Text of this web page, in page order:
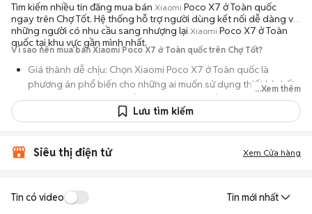
Tìm kiếm nhiều tin đăng mua bán Xiaomi Poco X7 ở Toàn quốc
ngay trên Chợ Tốt. Hệ thống hỗ trợ người dùng kết nối dễ dàng với
những người có nhu cầu sang nhượng lại Xiaomi Poco X7 ở Toàn
quốc tại khu vực gần mình nhất.
Vì sao nên mua bán Xiaomi Poco X7 ở Toàn quốc trên Chợ Tốt?
Giá thành dễ chịu: Chọn Xiaomi Poco X7 ở Toàn quốc là
phương án phổ biến cho những ai muốn sử dụng thiết bị chất
lượng nhưng không muốn chi trả mức giá đắt đỏ của máy mới.
Đa dạng người bán: Bạn có thể tìm Xiaomi Poco X7 ở Toàn
đủ các phiên bản dung lượng và màu sắc.
bảo máy hoạt động ổn định.
...Xem thêm
Lưu tìm kiếm
Siêu thị điện tử Xem Cửa hàng
Tin có video Tin mới nhất